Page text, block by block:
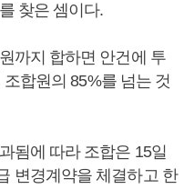
찾은 셈이다.
까지 합하면 안건에 투
합원의 85%를 넘는 것
됨에 따라 조합은 15일
변경계약을 체결하고 한